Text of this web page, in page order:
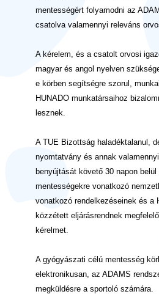
mentességért folyamodni az
csatolva valamennyi releváns
A kérelem, és a csatolt orvosi
magyar és angol nyelven
e körben segítségre szorul,
HUNADO munkatársaihoz
lesznek.
A TUE Bizottság haladéktalanul,
nyomtatvány és annak
benyújtását követő 30 napon
mentességekre vonatkozó
vonatkozó rendelkezéseinek és a
közzétett eljárásrendnek
kérelmet.
A gyógyászati célú mentesség
elektronikusan, az ADAMS
megküldésre a sportoló számára.